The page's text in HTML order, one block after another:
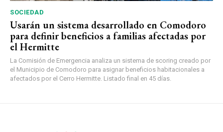
SOCIEDAD
Usarán un sistema desarrollado en Comodoro
para definir beneficios a familias afectadas por
el Hermitte
La Comisión de Emergencia analiza un sistema de scoring creado por
el Municipio de Comodoro para asignar beneficios habitacionales a
afectados por el Cerro Hermitte. Listado final en 45 días.